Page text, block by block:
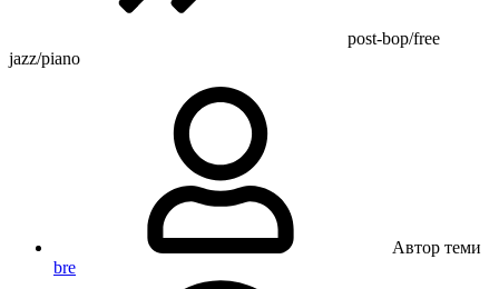
post-bop/free
jazz/piano
Автор теми
bre